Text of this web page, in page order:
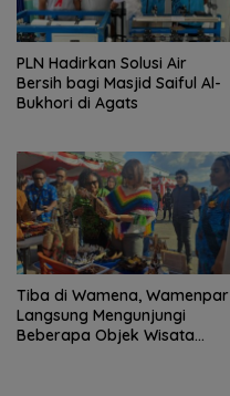
PLN Hadirkan Solusi Air
Bersih bagi Masjid Saiful Al-
Bukhori di Agats
Tiba di Wamena, Wamenpar
Langsung Mengunjungi
Beberapa Objek Wisata